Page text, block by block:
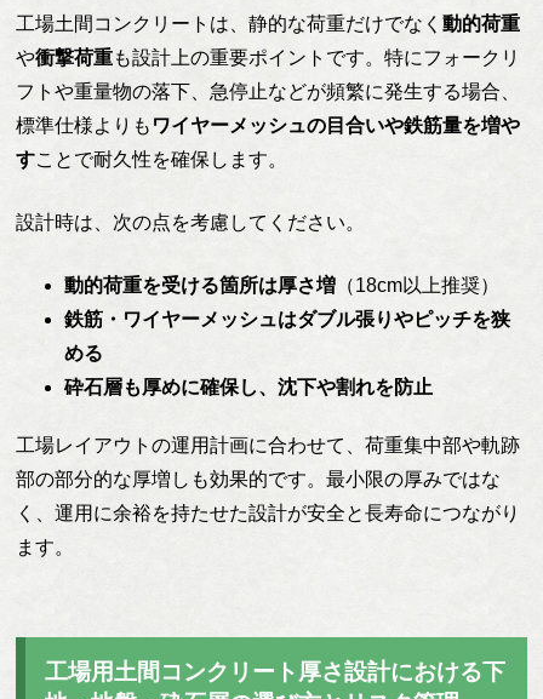
工場土間コンクリートは、静的な荷重だけでなく動的荷重
や衝撃荷重も設計上の重要ポイントです。特にフォークリ
フトや重量物の落下、急停止などが頻繁に発生する場合、
標準仕様よりも ワイヤーメッシュの目合いや鉄筋量を増や
すことで耐久性を確保します。
設計時は、次の点を考慮してください。
動的荷重を受ける箇所は厚さ増 （18cm以上推奨）
鉄筋・ワイヤーメッシュはダブル張りやピッチを狭
める
砕石層も厚めに確保し、沈下や割れを防止
工場レイアウトの運用計画に合わせて、荷重集中部や軌跡
部の部分的な厚増しも効果的です。最小限の厚みではな
く、運用に余裕を持たせた設計が安全と長寿命につながり
ます。
工場用土間コンクリート厚さ設計における下